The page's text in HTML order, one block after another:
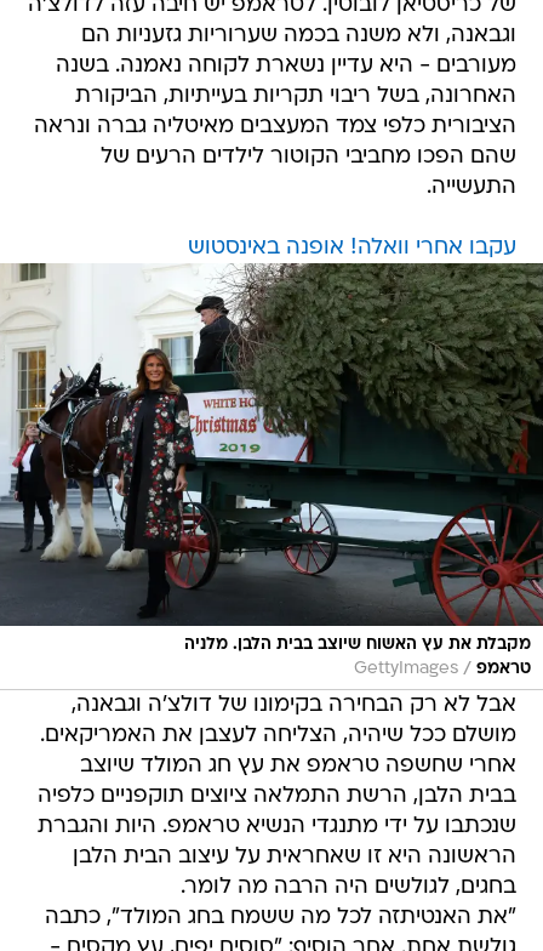
של כריסטיאן לובוטין. לטראמפ יש חיבה עזה לדולצ'ה
וגבאנה, ולא משנה בכמה שערוריות גזעניות הם
מעורבים - היא עדיין נשארת לקוחה נאמנה. בשנה
האחרונה, בשל ריבוי תקריות בעייתיות, הביקורת
הציבורית כלפי צמד המעצבים מאיטליה גברה ונראה
שהם הפכו מחביבי הקוטור לילדים הרעים של
התעשייה.
עקבו אחרי וואלה! אופנה באינסטוש
מקבלת את עץ האשוח שיוצב בבית הלבן. מלניה
טראמפ /
GettyImages
אבל לא רק הבחירה בקימונו של דולצ'ה וגבאנה,
מושלם ככל שיהיה, הצליחה לעצבן את האמריקאים.
אחרי שחשפה טראמפ את עץ חג המולד שיוצב
בבית הלבן, הרשת התמלאה ציוצים תוקפניים כלפיה
שנכתבו על ידי מתנגדי הנשיא טראמפ. היות והגברת
הראשונה היא זו שאחראית על עיצוב הבית הלבן
בחגים, לגולשים היה הרבה מה לומר.
"את האנטיתזה לכל מה ששמח בחג המולד", כתבה